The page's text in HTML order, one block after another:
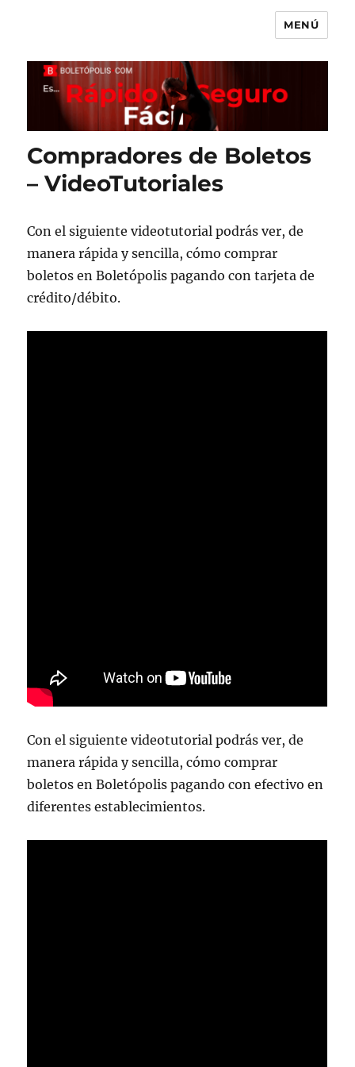
MENÚ
Compradores de Boletos
– VideoTutoriales
Con el siguiente videotutorial podrás ver, de
manera rápida y sencilla, cómo comprar
boletos en Boletópolis pagando con tarjeta de
crédito/débito.
Con el siguiente videotutorial podrás ver, de
manera rápida y sencilla, cómo comprar
boletos en Boletópolis pagando con efectivo en
diferentes establecimientos.